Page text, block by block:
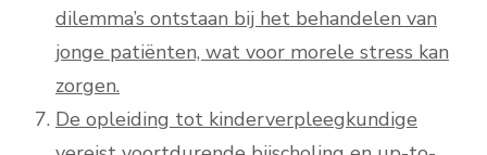
dilemma’s ontstaan bij het behandelen van
jonge patiënten, wat voor morele stress kan
zorgen.
De opleiding tot kinderverpleegkundige